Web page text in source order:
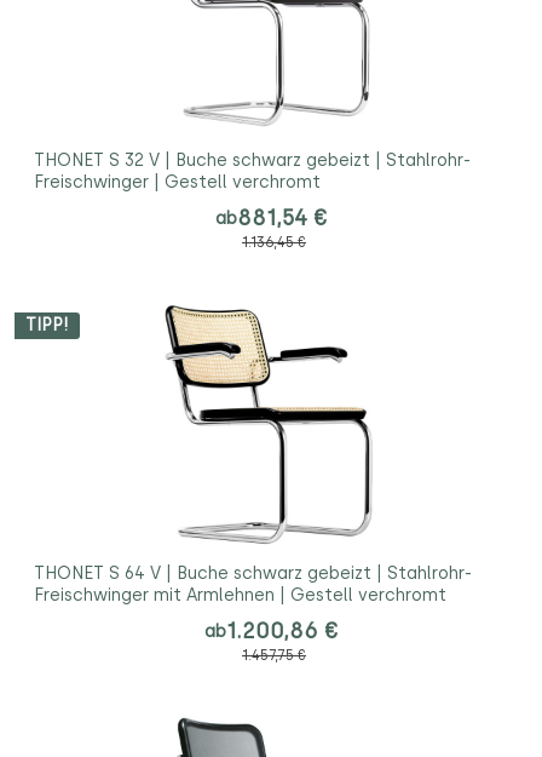
THONET S 32 V | Buche schwarz gebeizt | Stahlrohr-
Freischwinger | Gestell verchromt
ab881,54 €
1.136,45 €
TIPP!
THONET S 64 V | Buche schwarz gebeizt | Stahlrohr-
Freischwinger mit Armlehnen | Gestell verchromt
ab1.200,86 €
1.457,75 €